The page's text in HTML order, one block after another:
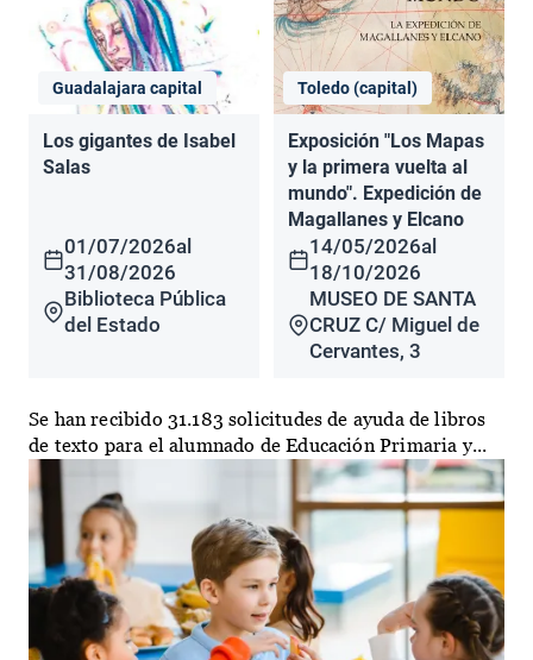
Guadalajara capital
Los gigantes de Isabel
Salas
01/07/2026al
31/08/2026
Biblioteca Pública
del Estado
Toledo (capital)
Exposición "Los Mapas
y la primera vuelta al
mundo". Expedición de
Magallanes y Elcano
14/05/2026al
18/10/2026
MUSEO DE SANTA
CRUZ C/ Miguel de
Cervantes, 3
Se han recibido 31.183 solicitudes de ayuda de libros
de texto para el alumnado de Educación Primaria y...